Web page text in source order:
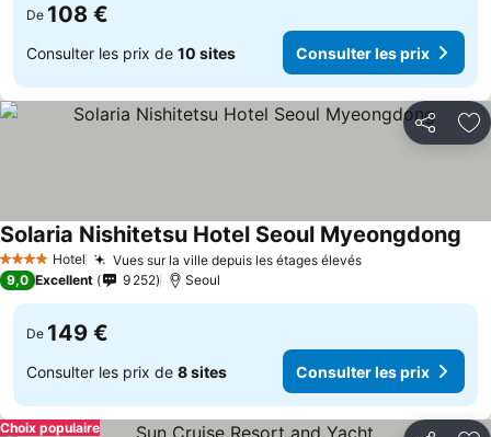
De 108 €
Consulter les prix de 10 sites Consulter les prix
Partager
4 Étoiles Hotel Vues sur la ville depuis les étages élevésConsulter les
Solaria Nishitetsu Hotel Seoul Myeongdong
9,0 Excellent 9 252 Seoul
De 149 €
Consulter les prix de 8 sites Consulter les prix
Choix populaire